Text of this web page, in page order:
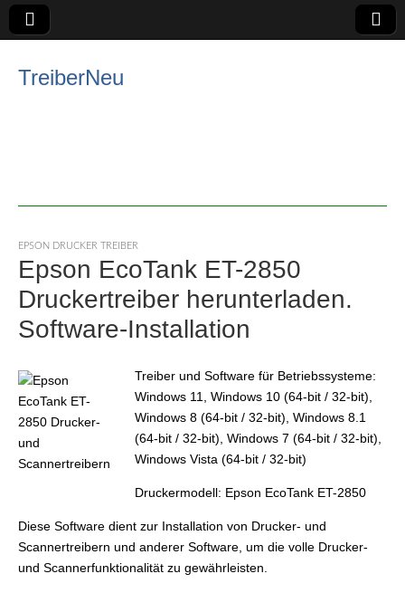
TreiberNeu
EPSON DRUCKER TREIBER
Epson EcoTank ET-2850
Druckertreiber herunterladen.
Software-Installation
Treiber und Software für Betriebssysteme:
Windows 11, Windows 10 (64-bit / 32-bit),
Windows 8 (64-bit / 32-bit), Windows 8.1
(64-bit / 32-bit), Windows 7 (64-bit / 32-bit),
Windows Vista (64-bit / 32-bit)
Druckermodell: Epson EcoTank ET-2850
Diese Software dient zur Installation von Drucker- und
Scannertreibern und anderer Software, um die volle Drucker-
und Scannerfunktionalität zu gewährleisten.